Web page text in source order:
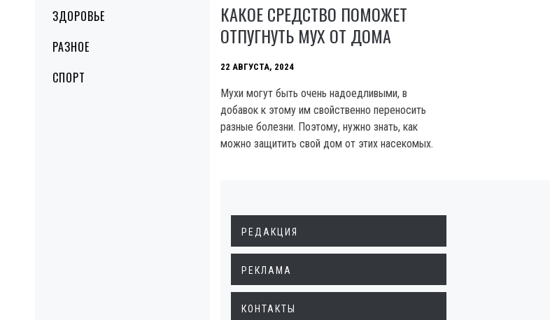
ЗДОРОВЬЕ
РАЗНОЕ
СПОРТ
КАКОЕ СРЕДСТВО ПОМОЖЕТ
ОТПУГНУТЬ МУХ ОТ ДОМА
22 АВГУСТА, 2024
Мухи могут быть очень надоедливыми, в
добавок к этому им свойственно переносить
разные болезни. Поэтому, нужно знать, как
можно защитить свой дом от этих насекомых.
РЕДАКЦИЯ
РЕКЛАМА
КОНТАКТЫ